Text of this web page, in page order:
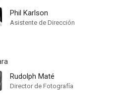
Phil Karlson
Asistente de Dirección
Rudolph Maté
Director de Fotografía